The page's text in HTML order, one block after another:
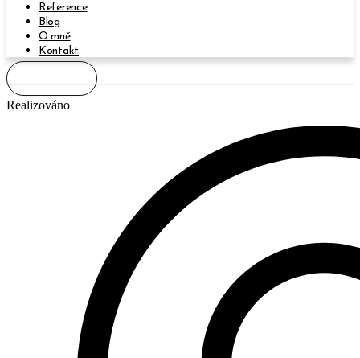
Reference
Blog
O mně
Kontakt
Realizováno